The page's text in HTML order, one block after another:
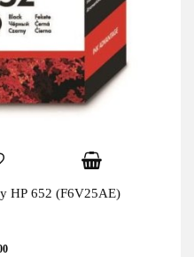
HP 652 (F6V25AE)